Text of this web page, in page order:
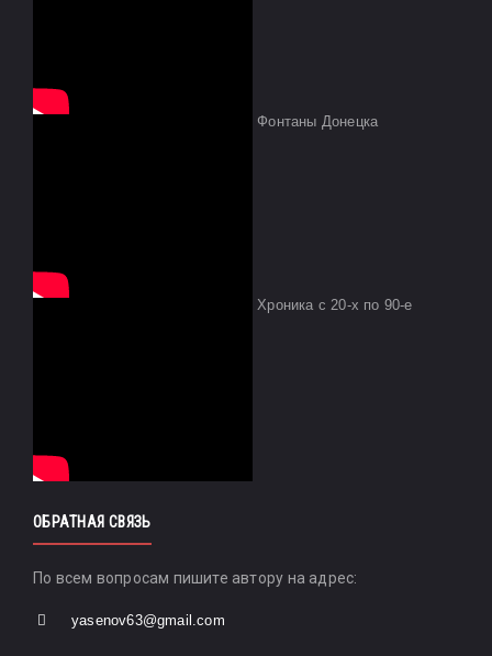
Фонтаны Донецка
Хроника с 20-х по 90-е
ОБРАТНАЯ СВЯЗЬ
По всем вопросам пишите автору на адрес:
yasenov63@gmail.com